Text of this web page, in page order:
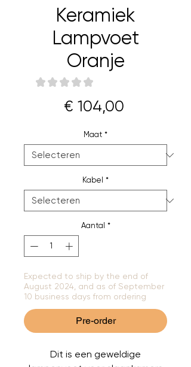
Keramiek
Lampvoet
Oranje
★ ★ ★ ★ ★
€ 104,00
Maat *
Kabel *
Aantal *
Expected to ship by the end of
August 2024, and as of September
10 business days from ordering
Pre-order
Dit is een geweldige